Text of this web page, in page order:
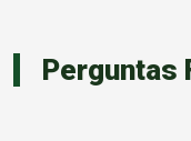
Perguntas